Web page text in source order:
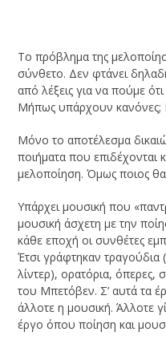
Το πρόβλημα της
σύνθετο. Δεν φτάνει
από λέξεις για να πούμε
Μήπως υπάρχουν κανόνες;
Μόνο το αποτέλεσμα
ποιήματα που επιδέχονται
μελοποίηση. Όμως ποιος θα
Υπάρχει μουσική που
μουσική άσχετη με την
κάθε εποχή οι συνθέτες
Έτσι γράφτηκαν τραγούδια
λίντερ), ορατόρια,
του Μπετόβεν. Σ’ αυτά τα
άλλοτε η μουσική. Άλλοτε
έργο όπου ποίηση και